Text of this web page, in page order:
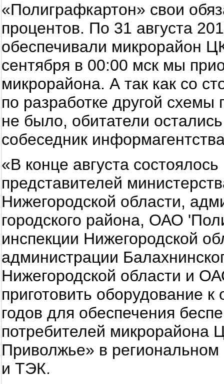
«Полиграфкартон» свои
процентов. По 31 августа
обеспечивали микрорайон
сентября в 00:00 мск мы
микрорайона. А так как со
по разработке другой схемы
не было, обитатели
собеседник
«В конце августа
представителей
Нижегородской области,
городского района, ОАО
инспекции Нижегородской
администрации
Нижегородской области и
приготовить оборудование
годов для обеспечения
потребителей
Приволжье» в
и ТЭК.